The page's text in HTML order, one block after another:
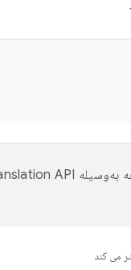
به‌وسیله
می کند